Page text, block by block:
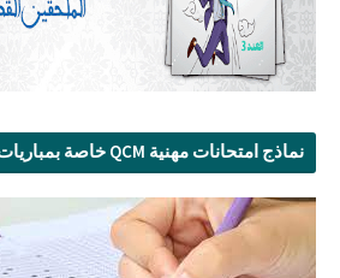
نماذج امتحانات مهنية QCM خاصة بمباريات وزارة العدل